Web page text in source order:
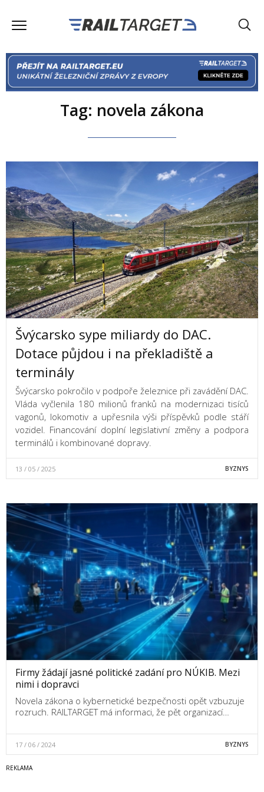
Tag: novela zákona
Švýcarsko sype miliardy do DAC.
Dotace půjdou i na překladiště a
terminály
Švýcarsko pokročilo v podpoře železnice při zavádění DAC.
Vláda vyčlenila 180 milionů franků na modernizaci tisíců
vagonů, lokomotiv a upřesnila výši příspěvků podle stáří
vozidel. Financování doplní legislativní změny a podpora
terminálů i kombinované dopravy.
13 / 05 / 2025 BYZNYS
Firmy žádají jasné politické zadání pro NÚKIB. Mezi
nimi i dopravci
Novela zákona o kybernetické bezpečnosti opět vzbuzuje
rozruch. RAILTARGET má informaci, že pět organizací…
17 / 06 / 2024 BYZNYS